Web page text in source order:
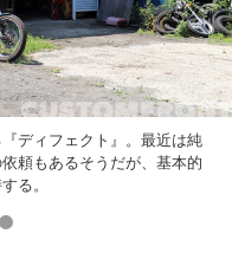
ディフェクト』。最近は純
頼もあるそうだが、基本的
る。